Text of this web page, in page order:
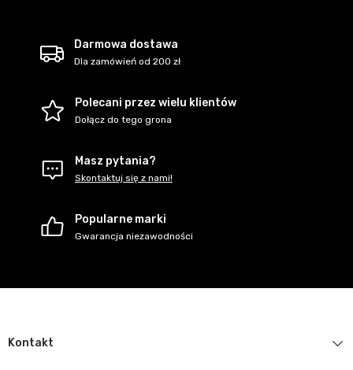
Darmowa dostawa
Dla zamówień od 200 zł
Polecani przez wielu klientów
Dołącz do tego grona
Masz pytania?
Skontaktuj się z nami!
Popularne marki
Gwarancja niezawodności
Kontakt